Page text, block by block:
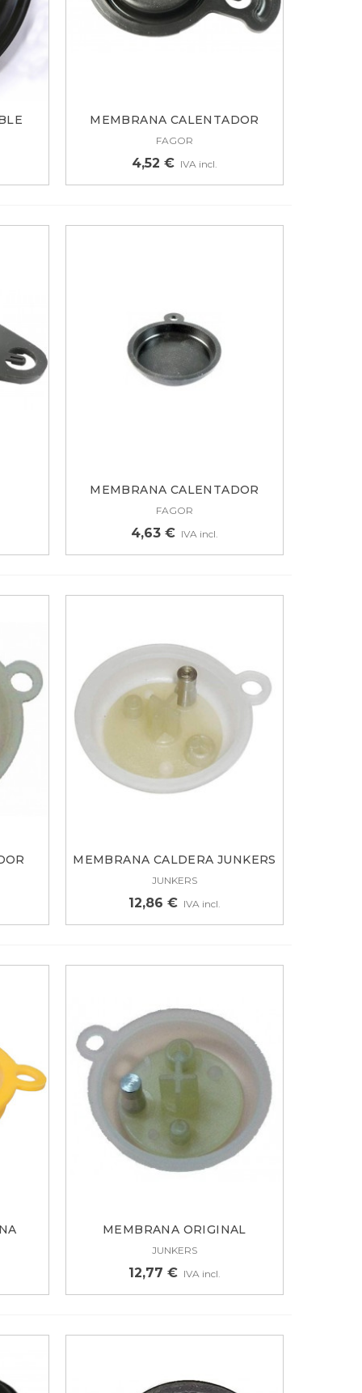
MEMBRANA CALENTADOR
FAGOR...
FAGOR
4,52 € IVA incl.
MEMBRANA CALENTADOR
FAGOR...
FAGOR
4,63 € IVA incl.
MEMBRANA CALDERA JUNKERS
TIPO...
JUNKERS
12,86 € IVA incl.
MEMBRANA ORIGINAL
CALDERA...
JUNKERS
12,77 € IVA incl.